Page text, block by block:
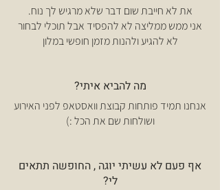
את לא חייבת שום דבר שלא מרגיש לך נוח.
אני ממש ממליצה לא להפסיד אבל תוכלי לבחור
לא להגיע ולהנות מזמן חופשי במלון
מה להביא איתי?
אנחנו תמיד פותחות קבוצת וואסטאפ לפני האירוע
ושולחות שם את הכל :)
אף פעם לא עשיתי יוגה , החופשה תתאים
לי?